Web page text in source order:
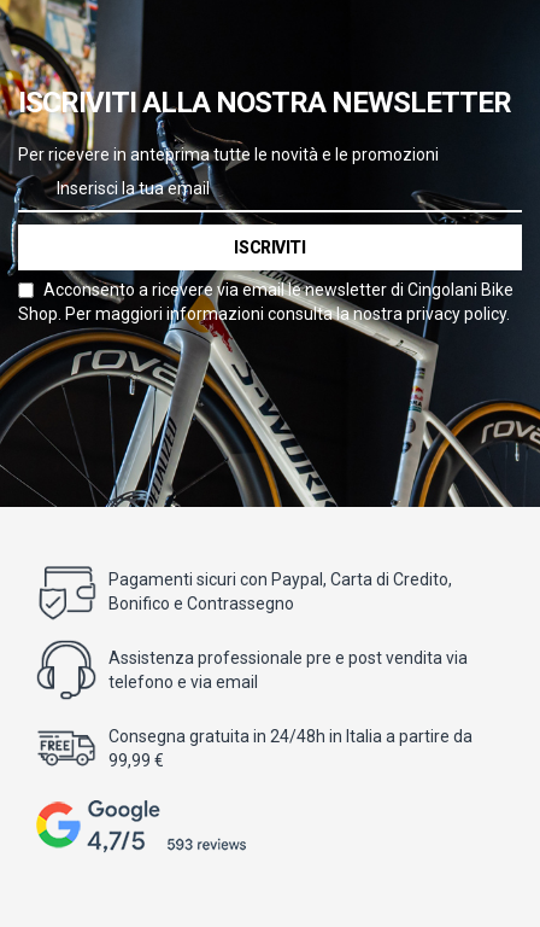
ISCRIVITI ALLA NOSTRA NEWSLETTER
Per ricevere in anteprima tutte le novità e le promozioni
ISCRIVITI
Acconsento a ricevere via email le newsletter di Cingolani Bike
Shop. Per maggiori informazioni consulta la nostra privacy policy.
Pagamenti sicuri con Paypal, Carta di Credito,
Bonifico e Contrassegno
Assistenza professionale pre e post vendita via
telefono e via email
Consegna gratuita in 24/48h in Italia a partire da
99,99 €